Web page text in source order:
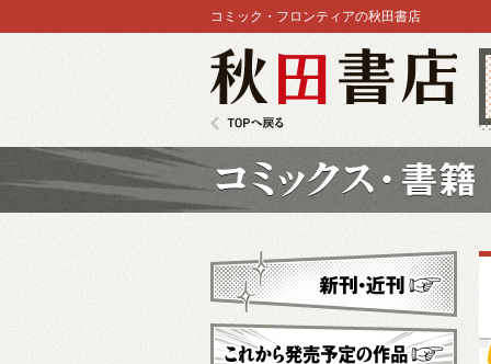
コミック・フロンティアの秋田書店
新刊・近刊